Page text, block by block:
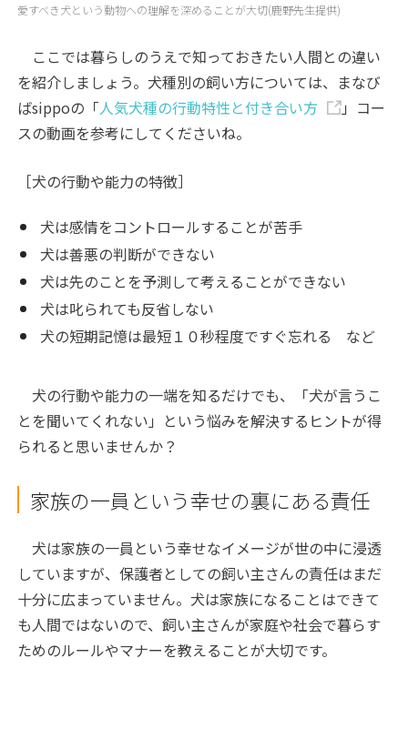
愛すべき犬という動物への理解を深めることが大切(鹿野先生提供)
ここでは暮らしのうえで知っておきたい人間との違い
を紹介しましょう。犬種別の飼い方については、まなび
ばsippoの「人気犬種の行動特性と付き合い方
」コー
スの動画を参考にしてくださいね。
［犬の行動や能力の特徴］
犬は感情をコントロールすることが苦手
犬は善悪の判断ができない
犬は先のことを予測して考えることができない
犬は叱られても反省しない
犬の短期記憶は最短１０秒程度ですぐ忘れる など
犬の行動や能力の一端を知るだけでも、「犬が言うこ
とを聞いてくれない」という悩みを解決するヒントが得
られると思いませんか？
家族の一員という幸せの裏にある責任
犬は家族の一員という幸せなイメージが世の中に浸透
していますが、保護者としての飼い主さんの責任はまだ
十分に広まっていません。犬は家族になることはできて
も人間ではないので、飼い主さんが家庭や社会で暮らす
ためのルールやマナーを教えることが大切です。